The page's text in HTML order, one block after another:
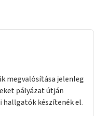
megvalósítása jelenleg
pályázat útján
hallgatók készítenék el.